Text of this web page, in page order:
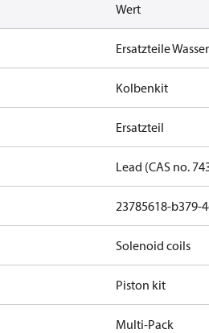
Wert
Ersatzteile
Kolbenkit
Ersatzteil
Lead (CAS no.
23785618-b379-
Solenoid coils
Piston kit
Multi-Pack